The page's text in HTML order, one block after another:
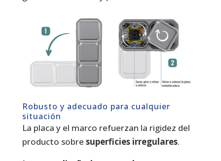
Robusto y adecuado para cualquier
situación
La placa y el marco refuerzan la rigidez del
producto sobre superficies irregulares.